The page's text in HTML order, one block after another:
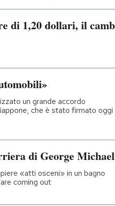
di 1,20 dollari, il
un grande accordo
che è stato firmato oggi
di George Michael
«atti osceni» in un bagno
coming out